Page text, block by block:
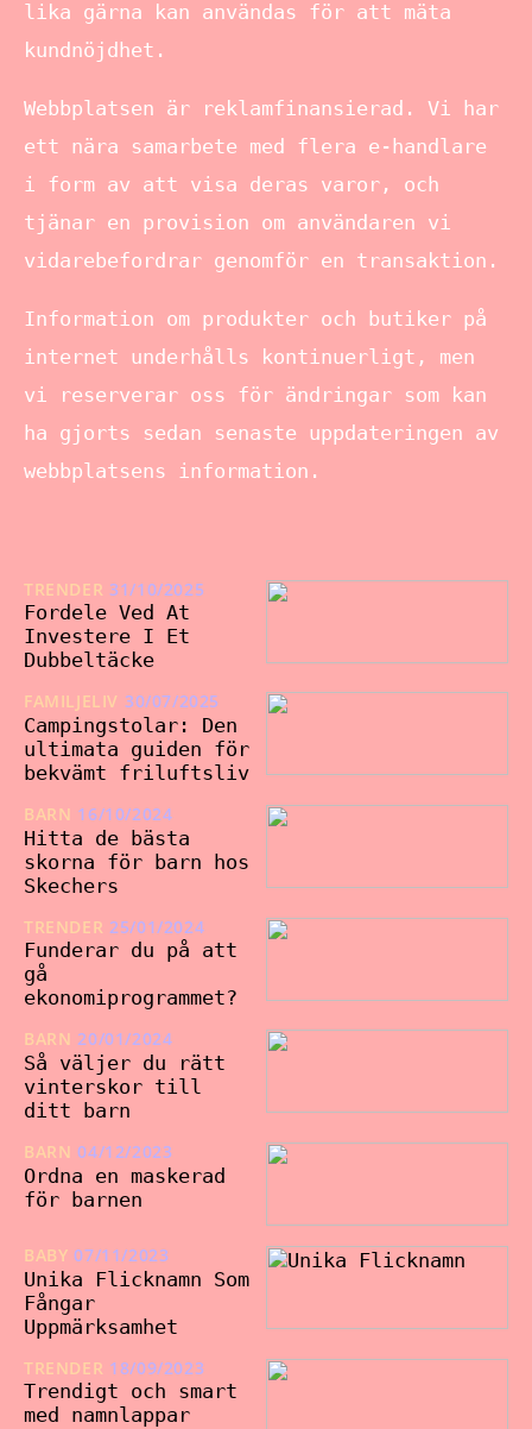
lika gärna kan användas för att mäta
kundnöjdhet.
Webbplatsen är reklamfinansierad. Vi har
ett nära samarbete med flera e-handlare
i form av att visa deras varor, och
tjänar en provision om användaren vi
vidarebefordrar genomför en transaktion.
Information om produkter och butiker på
internet underhålls kontinuerligt, men
vi reserverar oss för ändringar som kan
ha gjorts sedan senaste uppdateringen av
webbplatsens information.
TRENDER 31/10/2025
Fordele Ved At
Investere I Et
Dubbeltäcke
FAMILJELIV 30/07/2025
Campingstolar: Den
ultimata guiden för
bekvämt friluftsliv
BARN 16/10/2024
Hitta de bästa
skorna för barn hos
Skechers
TRENDER 25/01/2024
Funderar du på att
gå
ekonomiprogrammet?
BARN 20/01/2024
Så väljer du rätt
vinterskor till
ditt barn
BARN 04/12/2023
Ordna en maskerad
för barnen
BABY 07/11/2023
Unika Flicknamn Som
Fångar
Uppmärksamhet
TRENDER 18/09/2023
Trendigt och smart
med namnlappar